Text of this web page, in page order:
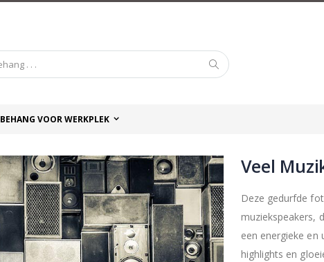
Zoek
BEHANG VOOR WERKPLEK
Veel
Deze gedurfde
muziekspeakers,
een energieke
highlights en